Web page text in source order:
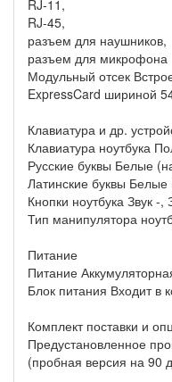
RJ-11,
RJ-45,
разъем для наушников,
разъем для микрофона
Модульный отсек
ExpressCard шириной
Клавиатура и др.
Клавиатура ноутбука
Русские буквы Белые
Латинские буквы Белые
Кнопки ноутбука Звук -,
Тип манипулятора
Питание
Питание
Блок питания Входит в
Комплект поставки и
Предустановленное
(пробная версия на 90